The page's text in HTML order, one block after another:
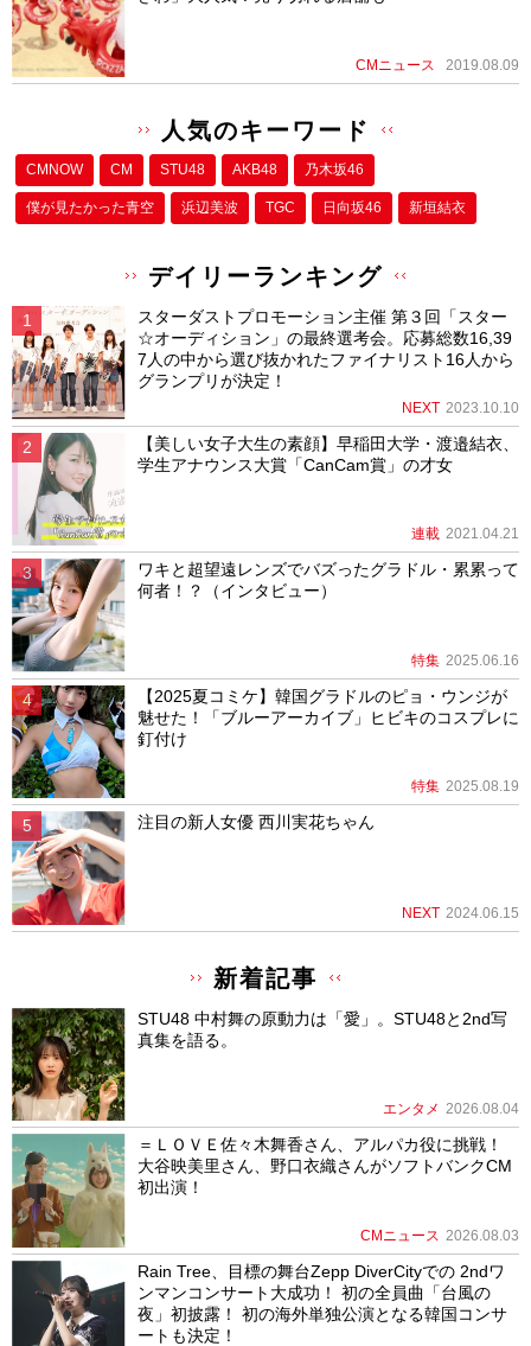
CMニュース 2019.08.09
人気のキーワード
CMNOW CM STU48 AKB48 乃木坂46
僕が⾒たかった⻘空 浜辺美波 TGC 日向坂46 新垣結衣
デイリーランキング
スターダストプロモーション主催 第３回「スター
☆オーディション」の最終選考会。応募総数16,39
7人の中から選び抜かれたファイナリスト16人から
グランプリが決定！
NEXT 2023.10.10
【美しい女子大生の素顔】早稲田大学・渡邉結衣、
学生アナウンス大賞「CanCam賞」の才女
連載 2021.04.21
ワキと超望遠レンズでバズったグラドル・累累って
何者！？（インタビュー）
特集 2025.06.16
【2025夏コミケ】韓国グラドルのピョ・ウンジが
魅せた！「ブルーアーカイブ」ヒビキのコスプレに
釘付け
特集 2025.08.19
注目の新人女優 西川実花ちゃん
NEXT 2024.06.15
新着記事
STU48 中村舞の原動力は「愛」。STU48と2nd写
真集を語る。
エンタメ 2026.08.04
＝ＬＯＶＥ佐々木舞香さん、アルパカ役に挑戦！
大谷映美里さん、野口衣織さんがソフトバンクCM
初出演！
CMニュース 2026.08.03
Rain Tree、目標の舞台Zepp DiverCityでの 2ndワ
ンマンコンサート大成功！ 初の全員曲「台風の
夜」初披露！ 初の海外単独公演となる韓国コンサ
ートも決定！